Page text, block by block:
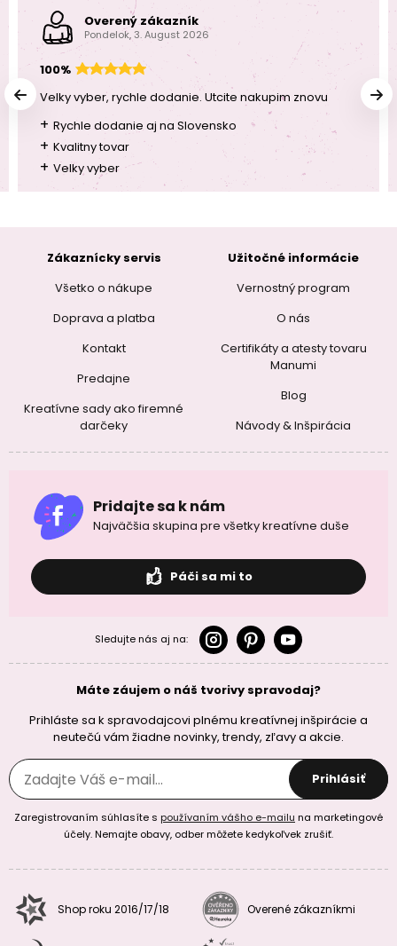
Overený zákazník
Pondelok, 3. August 2026
100%
Velky vyber, rychle dodanie. Utcite nakupim znovu
+ Rychle dodanie aj na Slovensko
+ Kvalitny tovar
+ Velky vyber
Zákaznícky servis
Všetko o nákupe
Doprava a platba
Kontakt
Predajne
Kreatívne sady ako firemné
darčeky
Užitočné informácie
Vernostný program
O nás
Certifikáty a atesty tovaru
Manumi
Blog
Návody & Inšpirácia
Pridajte sa k nám
Najväčšia skupina pre všetky kreatívne duše
Páči sa mi to
Sledujte nás aj na:
Máte záujem o náš tvorivy spravodaj?
Prihláste sa k spravodajcovi plnému kreatívnej inšpirácie a
neutečú vám žiadne novinky, trendy, zľavy a akcie.
Prihlásiť
Zaregistrovaním súhlasíte s používaním vášho e-mailu na marketingové
účely. Nemajte obavy, odber môžete kedykoľvek zrušiť.
Shop roku 2016/17/18 Overené zákazníkmi